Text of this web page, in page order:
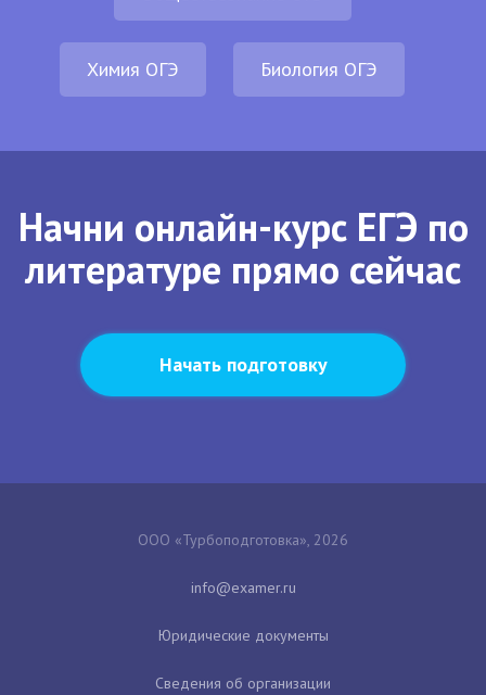
Химия ОГЭ Биология ОГЭ
Начни онлайн-курс ЕГЭ по
литературе прямо сейчас
Начать подготовку
ООО «Турбоподготовка», 2026
Юридические документы
Сведения об организации